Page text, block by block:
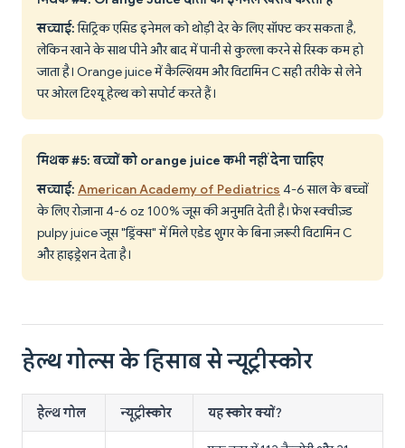
सच्चाई:सिट्रिक एसिड इनेमल को थोड़ी देर के लिए सॉफ्ट कर सकता है,
लेकिन खाने के साथ पीने और बाद में पानी से कुल्ला करने से रिस्क कम हो
जाता है। Orange juice में कैल्शियम और विटामिन C सही तरीके से लेने
पर ओरल टिश्यू हेल्थ को सपोर्ट करते हैं।
मिथक #5: बच्चों को orange juice कभी नहीं देना चाहिए
सच्चाई: American Academy of Pediatrics 4-6 साल के बच्चों
के लिए रोज़ाना 4-6 oz 100% जूस की अनुमति देती है। फ्रेश स्क्वीज़्ड
pulpy juice जूस "ड्रिंक्स" में मिले एडेड शुगर के बिना ज़रूरी विटामिन C
और हाइड्रेशन देता है।
हेल्थ गोल्स के हिसाब से न्यूट्रीस्कोर
हेल्थ गोल न्यूट्रीस्कोर यह स्कोर क्यों?